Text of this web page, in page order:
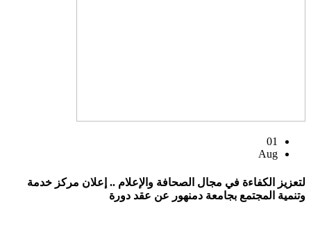
01
Aug
لتعزيز الكفاءة في مجال الصحافة والإعلام .. إعلان مركز خدمة
وتنمية المجتمع بجامعة دمنهور عن عقد دورة